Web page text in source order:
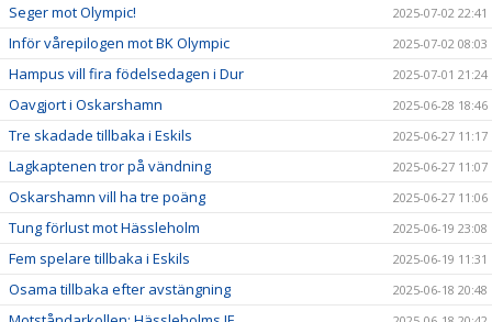
Seger mot Olympic! 2025-07-02 22:41
Inför vårepilogen mot BK Olympic 2025-07-02 08:03
Hampus vill fira födelsedagen i Dur 2025-07-01 21:24
Oavgjort i Oskarshamn 2025-06-28 18:46
Tre skadade tillbaka i Eskils 2025-06-27 11:17
Lagkaptenen tror på vändning 2025-06-27 11:07
Oskarshamn vill ha tre poäng 2025-06-27 11:06
Tung förlust mot Hässleholm 2025-06-19 23:08
Fem spelare tillbaka i Eskils 2025-06-19 11:31
Osama tillbaka efter avstängning 2025-06-18 20:48